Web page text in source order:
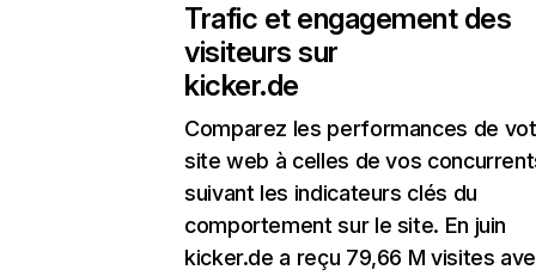
Trafic et engagement des
visiteurs sur
kicker.de
Comparez les performances de
site web à celles de vos
suivant les indicateurs clés du
comportement sur le site. En juin
kicker.de a reçu 79,66 M visites